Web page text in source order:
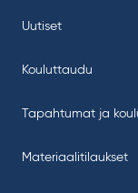
Uutiset
Kouluttaudu
Tapahtumat ja
Materiaalitilaukset